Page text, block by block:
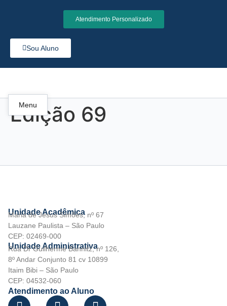
Atendimento Personalizado
Sou Aluno
Menu
Edição 69
Unidade Acadêmica
Maria de Jesus Simões, nº 67
Lauzane Paulista – São Paulo
CEP: 02469-000
Unidade Administrativa
Rua Dr Guilherme Bannitz, nº 126,
8º Andar Conjunto 81 cv 10899
Itaim Bibi – São Paulo
CEP: 04532-060
Atendimento ao Aluno